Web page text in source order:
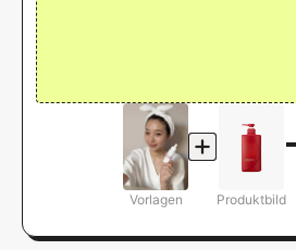
Vorlagen Produktbild